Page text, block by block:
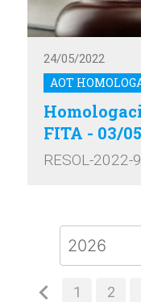
AOT
24/05/2022
FITA - 03/
RESOL-
1 2